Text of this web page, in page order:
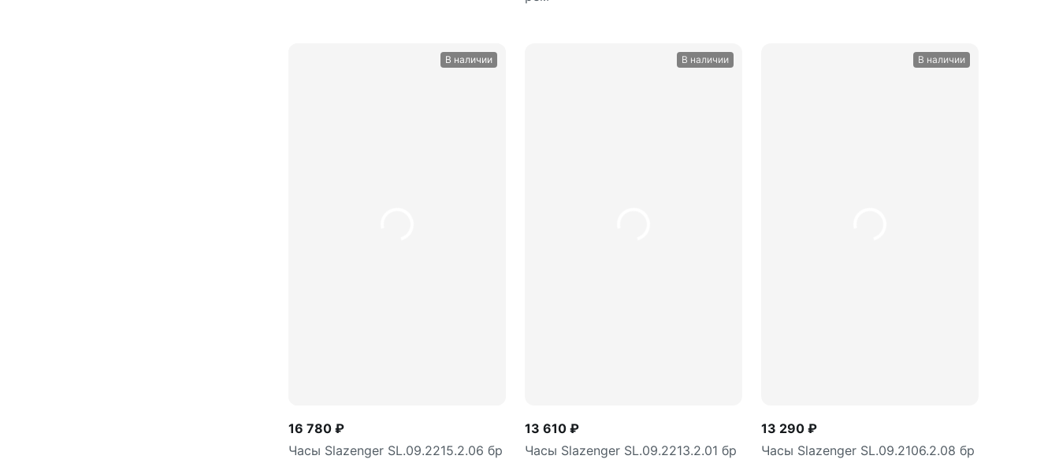
В наличии
16 780 ₽
Часы Slazenger SL.09.2215.2.06 бр
В наличии
13 610 ₽
Часы Slazenger SL.09.2213.2.01 бр
В наличии
13 290 ₽
Часы Slazenger SL.09.2106.2.08 бр